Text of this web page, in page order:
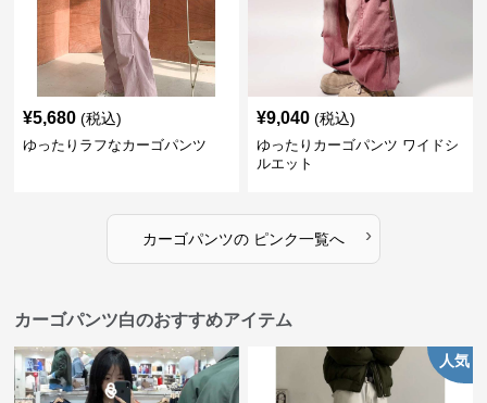
¥5,680 (税込)
ゆったりラフなカーゴパンツ
¥9,040 (税込)
ゆったりカーゴパンツ ワイドシ
ルエット
カーゴパンツのピンク一覧へ ›
カーゴパンツ白のおすすめアイテム
人気